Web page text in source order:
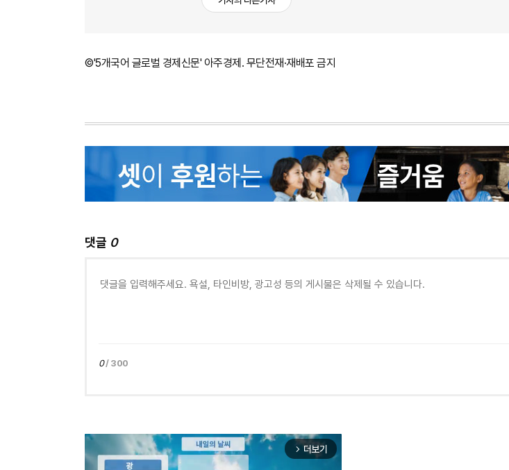
©'5개국어 글로벌 경제신문' 아주경제. 무단전재·재배포 금지
댓글 0
0/ 300
arrow_forward_ios 더보기